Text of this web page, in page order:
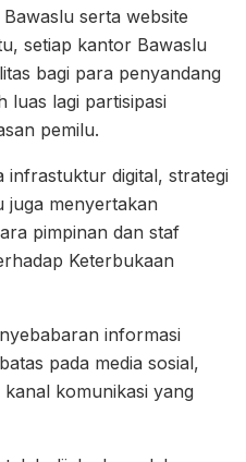
serta website
setiap kantor Bawaslu
bagi para penyandang
luas lagi partisipasi
pemilu.
infrastuktur digital, strategi
juga menyertakan
pimpinan dan staf
Keterbukaan
informasi
pada media sosial,
komunikasi yang